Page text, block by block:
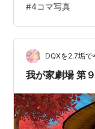
の貰えるんでし
ぇ……… ………シャ
ルも良いもの貰
る職、あんま育
してからじゃな
#4コマ写真
DQXを2.7垢
我が家劇場 第